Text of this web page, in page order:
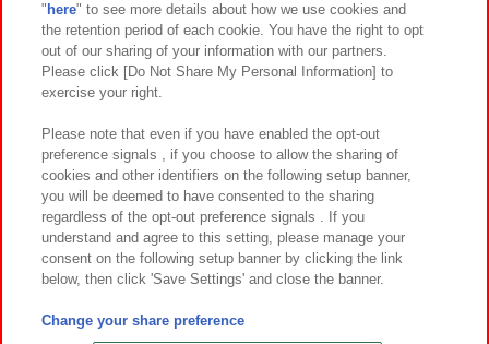
関連会社 サステナビリティ サイトポリシー
プライバシーポリシー ウェブアクセシビリティ方針と検証結果
お取引先さまとともに
カスタマーハラスメント対応方針 よくあるご質問・お問い合わせ
©Bandai Namco Amusement Inc.
©Bandai Namco Amusement Lab Inc.
" here" to see more details about how we use cookies and
the retention period of each cookie. You have the right to opt
out of our sharing of your information with our partners.
Please click [Do Not Share My Personal Information] to
exercise your right.
Please note that even if you have enabled the opt-out
preference signals , if you choose to allow the sharing of
cookies and other identifiers on the following setup banner,
you will be deemed to have consented to the sharing
regardless of the opt-out preference signals . If you
understand and agree to this setting, please manage your
consent on the following setup banner by clicking the link
below, then click 'Save Settings' and close the banner.
Change your share preference